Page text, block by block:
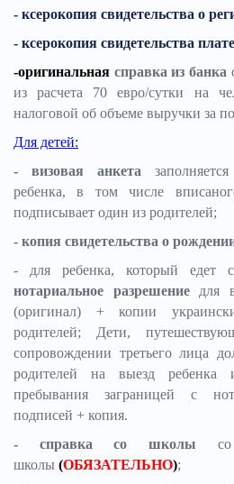
- ксерокопия свидетельства о
- ксерокопия свидетельства
-оригинальная справка из банка
из расчета 70 евро/сутки на
налоговой об объеме выручки за
Для детей:
- визовая анкета
ребенка, в том числе
подписывает один из родителей;
- копия свидетельства о
- для ребенка, который едет
нотариальное разрешениедля
(оригинал) + копии
родителей; Дети,
сопровождении третьего лица
родителей на выезд ребенка
пребывания заграницей с
подписей + копия.
- справка со школы
школы (ОБЯЗАТЕЛЬНО);